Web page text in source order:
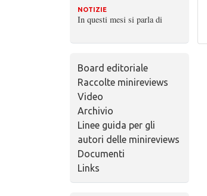
NOTIZIE
In questi mesi si parla di
Board editoriale
Raccolte minireviews
Video
Archivio
Linee guida per gli
autori delle minireviews
Documenti
Links